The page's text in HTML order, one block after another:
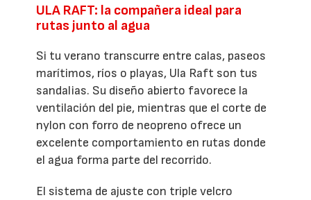
ULA RAFT: la compañera ideal para
rutas junto al agua
Si tu verano transcurre entre calas, paseos
marítimos, ríos o playas, Ula Raft son tus
sandalias. Su diseño abierto favorece la
ventilación del pie, mientras que el corte de
nylon con forro de neopreno ofrece un
excelente comportamiento en rutas donde
el agua forma parte del recorrido.
El sistema de ajuste con triple velcro